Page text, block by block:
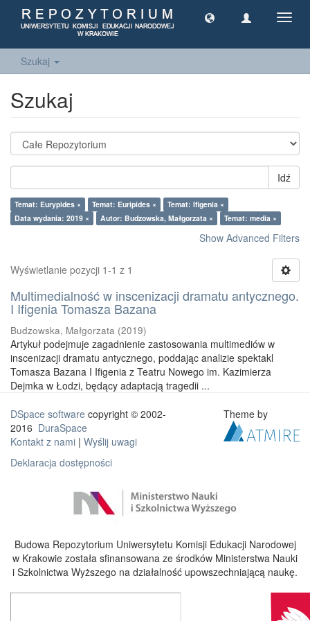
Szukaj
Szukaj
Idź
Temat: Eurypides × Temat: Euripides ×
Temat: Ifigenia ×
Data wydania: 2019 ×
Autor: Budzowska, Małgorzata × Temat: media ×
Show Advanced Filters
Wyświetlanie pozycji 1-1 z 1
Multimedialność w inscenizacji dramatu antycznego.
I Ifigenia Tomasza Bazana
Budzowska, Małgorzata (2019)
Artykuł podejmuje zagadnienie zastosowania multimediów w
inscenizacji dramatu antycznego, poddając analizie spektakl
Tomasza Bazana I Ifigenia z Teatru Nowego im. Kazimierza
Dejmka w Łodzi, będący adaptacją tragedii ...
DSpace software copyright © 2002-
2016 DuraSpace
Kontakt z nami | Wyślij uwagi
Deklaracja dostępności
Theme by
Budowa Repozytorium Uniwersytetu Komisji Edukacji Narodowej
w Krakowie została sfinansowana ze środków Ministerstwa Nauki
i Szkolnictwa Wyższego na działalność upowszechniającą naukę.